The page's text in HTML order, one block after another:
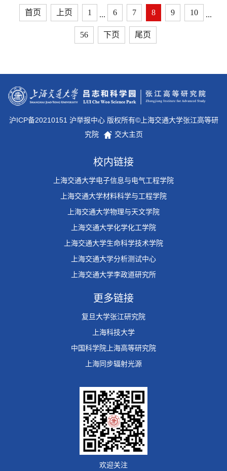
首页 上页 1 ... 6 7 8 9 10 ...
56 下页 尾页
沪ICP备20210151 沪举报中心 版权所有©上海交通大学张江高等研
究院
交大主页
校内链接
上海交通大学电子信息与电气工程学院
上海交通大学材料科学与工程学院
上海交通大学物理与天文学院
上海交通大学化学化工学院
上海交通大学生命科学技术学院
上海交通大学分析测试中心
上海交通大学李政道研究所
更多链接
复旦大学张江研究院
上海科技大学
中国科学院上海高等研究院
上海同步辐射光源
欢迎关注